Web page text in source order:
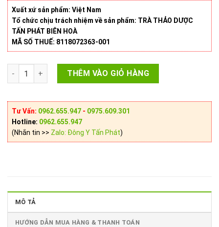
là:
160.000VND.
là:
Xuất xứ sản phẩm: Việt Nam
Tổ chức chịu trách nhiệm về sản phẩm: TRÀ THẢO DƯỢC
TẤN PHÁT BIÊN HOÀ
MÃ SỐ THUẾ: 8118072363-001
Mua Cây Xấu Hổ Sấy Khô Tại Đồng Nai Ở Đâu? số lượng
THÊM VÀO GIỎ HÀNG
Tư Vấn: 0962.655.947 - 0975.609.301
Hotline: 0962.655.947
(Nhắn tin >> Zalo: Đông Y Tấn Phát)
MÔ TẢ
HƯỚNG DẪN MUA HÀNG & THANH TOÁN